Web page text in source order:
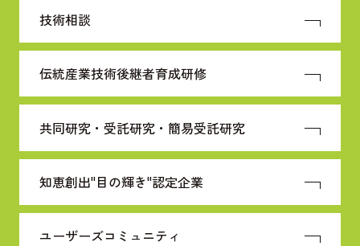
技術相談
伝統産業技術後継者育成研修
共同研究・受託研究・ 簡易受託研究
知恵創出"目の輝き"認定企業
ユーザーズコミュニティ